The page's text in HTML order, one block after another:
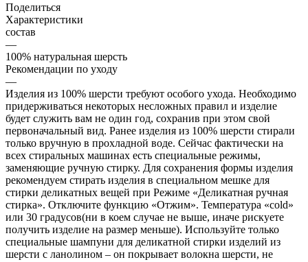
Поделиться
Характеристики
состав
—
100% натуральная шерсть
Рекомендации по уходу
—
Изделия из 100% шерсти требуют особого ухода. Необходимо
придерживаться некоторых несложных правил и изделие
будет служить вам не один год, сохранив при этом свой
первоначальный вид. Ранее изделия из 100% шерсти стирали
только вручную в прохладной воде. Сейчас фактически на
всех стиральных машинах есть специальные режимы,
заменяющие ручную стирку. Для сохранения формы изделия
рекомендуем стирать изделия в специальном мешке для
стирки деликатных вещей при Режиме «Деликатная ручная
стирка». Отключите функцию «Отжим». Температура «cold»
или 30 градусов(ни в коем случае не выше, иначе рискуете
получить изделие на размер меньше). Используйте только
специальные шампуни для деликатной стирки изделий из
шерсти с ланолином – он покрывает волокна шерсти, не